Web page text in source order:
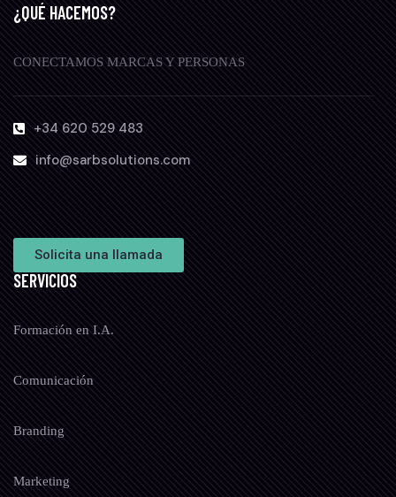
¿QUÉ HACEMOS?
CONECTAMOS MARCAS Y PERSONAS
+34 620 529 483
info@sarbsolutions.com
Solicita una llamada
SERVICIOS
Formación en I.A.
Comunicación
Branding
Marketing